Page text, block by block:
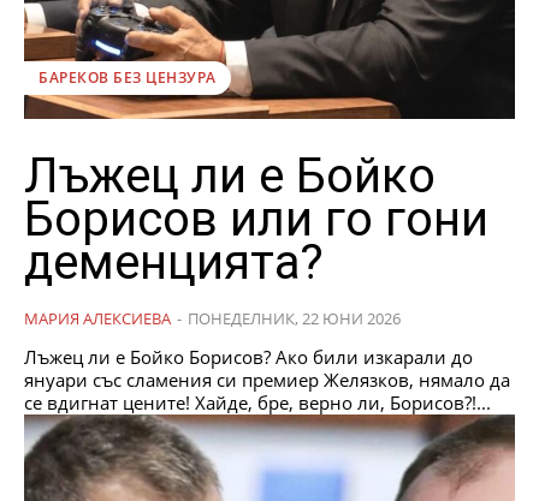
БАРЕКОВ БЕЗ ЦЕНЗУРА
Лъжец ли е Бойко
Борисов или го гони
деменцията?
МАРИЯ АЛЕКСИЕВА - ПОНЕДЕЛНИК, 22 ЮНИ 2026
Лъжец ли е Бойко Борисов? Ако били изкарали до
януари със сламения си премиер Желязков, нямало да
се вдигнат цените! Хайде, бре, верно ли, Борисов?!...